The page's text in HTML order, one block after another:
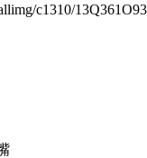
c1310/